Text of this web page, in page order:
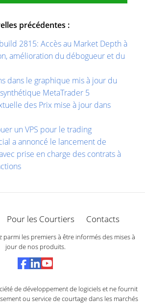
précédentes :
2815: Accès au Market Depth à
amélioration du débogueur et du
dans le graphique mis à jour du
MetaTrader 5
des Prix ​​mise à jour dans
un VPS pour le trading
a annoncé le lancement de
prise en charge des contrats à
Pour les Courtiers Contacts
parmi les premiers à être informés des mises à
jour de nos produits.
de développement de logiciels et ne fournit
ou service de courtage dans les marchés